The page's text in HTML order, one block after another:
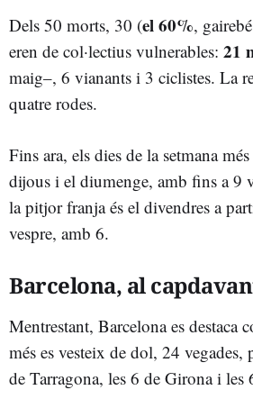
Dels 50 morts, 30 (el 60%,
eren de col·lectius vulnerables: 21
maig–, 6 vianants i 3 ciclistes. La
quatre rodes.
Fins ara, els dies de la setmana
dijous i el diumenge, amb fins a 9
la pitjor franja és el divendres a
vespre, amb 6.
Barcelona, al
Mentrestant, Barcelona es destaca
més es vesteix de dol, 24 vegades,
de Tarragona, les 6 de Girona i les